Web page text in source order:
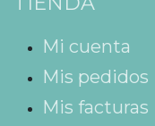
Mi cuenta
Mis pedidos
Mis facturas